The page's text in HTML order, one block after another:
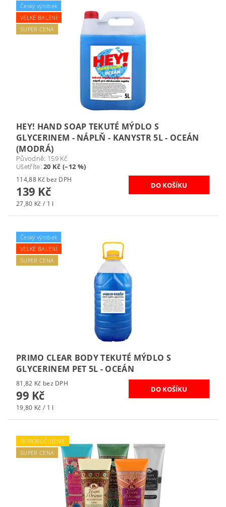
Český výrobek
VELKÉ BALENÍ
SUPER CENA
HEY! HAND SOAP TEKUTÉ MÝDLO S
GLYCERINEM - NÁPLŇ - KANYSTR 5L - OCEÁN
(MODRÁ)
Původně: 159 Kč
Ušetříte:20 Kč (–12 %)
114,88 Kč bez DPH
139 Kč
27,80 Kč / 1 l
Český výrobek
VELKÉ BALENÍ
SUPER CENA
PRIMO CLEAR BODY TEKUTÉ MÝDLO S
GLYCERINEM PET 5L - OCEÁN
81,82 Kč bez DPH
99 Kč
19,80 Kč / 1 l
DOPORUČUJEME
SUPER CENA